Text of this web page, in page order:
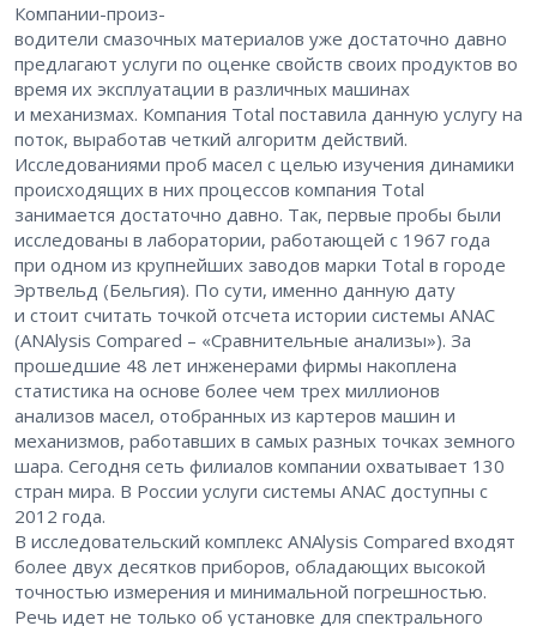
Компании-произ-
водители смазочных материалов уже достаточно давно
предлагают услуги по оценке свойств своих продуктов во
время их эксплуатации в различных машинах
и механизмах. Компания Total поставила данную услугу на
поток, выработав четкий алгоритм действий.
Исследованиями проб масел с целью изучения динамики
происходящих в них процессов компания Total
занимается достаточно давно. Так, первые пробы были
исследованы в лаборатории, работающей с 1967 года
при одном из крупнейших заводов марки Total в городе
Эртвельд (Бельгия). По сути, именно данную дату
и стоит считать точкой отсчета истории системы ANAC
(ANAlysis Compared – «Сравнительные анализы»). За
прошедшие 48 лет инженерами фирмы накоплена
статистика на основе более чем трех миллионов
анализов масел, отобранных из картеров машин и
механизмов, работавших в самых разных точках земного
шара. Сегодня сеть филиалов компании охватывает 130
стран мира. В России услуги системы ANAC доступны с
2012 года.
В исследовательский комплекс ANAlysis Com­pared входят
более двух десятков приборов, обладающих высокой
точностью измерения и минимальной погрешностью.
Речь идет не только об установке для спектрального